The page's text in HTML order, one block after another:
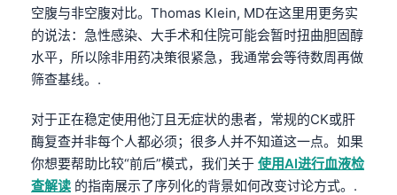
空腹与非空腹对比。Thomas Klein, MD在这里用更务实
的说法：急性感染、大手术和住院可能会暂时扭曲胆固醇
水平，所以除非用药决策很紧急，我通常会等待数周再做
筛查基线。.
对于正在稳定使用他汀且无症状的患者，常规的CK或肝
酶复查并非每个人都必须；很多人并不知道这一点。如果
你想要帮助比较“前后”模式，我们关于 使用AI进行血液检
查解读 的指南展示了序列化的背景如何改变讨论方式。.
O‘zbekcha
Català
Қазақ тілі
Suomi
Hrvatski
Slovenčina